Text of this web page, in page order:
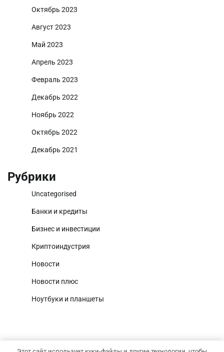
Октябрь 2023
Август 2023
Май 2023
Апрель 2023
Февраль 2023
Декабрь 2022
Ноябрь 2022
Октябрь 2022
Декабрь 2021
Рубрики
Uncategorised
Банки и кредиты
Бизнес и инвестиции
Криптоиндустрия
Новости
Новости плюс
Ноутбуки и планшеты